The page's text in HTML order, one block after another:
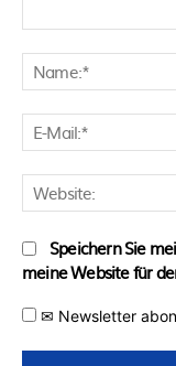
Speichern Sie
meine Website für
✉ Newsletter